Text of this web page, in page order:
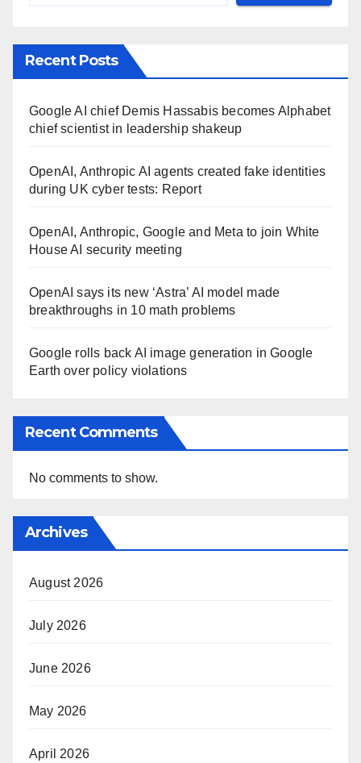
Recent Posts
Google AI chief Demis Hassabis becomes Alphabet
chief scientist in leadership shakeup
OpenAI, Anthropic AI agents created fake identities
during UK cyber tests: Report
OpenAI, Anthropic, Google and Meta to join White
House AI security meeting
OpenAI says its new ‘Astra’ AI model made
breakthroughs in 10 math problems
Google rolls back AI image generation in Google
Earth over policy violations
Recent Comments
No comments to show.
Archives
August 2026
July 2026
June 2026
May 2026
April 2026